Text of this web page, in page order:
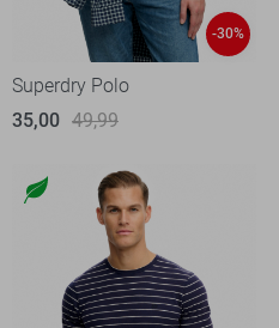
-30%
Superdry Polo
35,00 49,99